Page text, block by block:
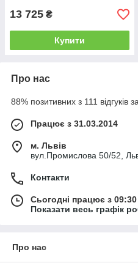
13 725 ₴
Купити
Про нас
88% позитивних з 111 відгуків
Працює з 31.03.2014
м. Львів
вул.Промислова 50/52,
Контакти
Сьогодні працює з
Показати весь графік
Про нас